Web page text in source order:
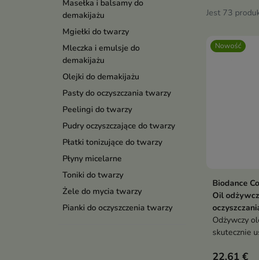
Masełka i balsamy do
demakijażu
Mgiełki do twarzy
Mleczka i emulsje do
demakijażu
Olejki do demakijażu
Pasty do oczyszczania twarzy
Peelingi do twarzy
Pudry oczyszczające do twarzy
Płatki tonizujące do twarzy
Płyny micelarne
Toniki do twarzy
Żele do mycia twarzy
Pianki do oczyszczenia twarzy
Jest 73
Nowość

Biodance
Oil
Odżywczy
skutecznie
22,61 €